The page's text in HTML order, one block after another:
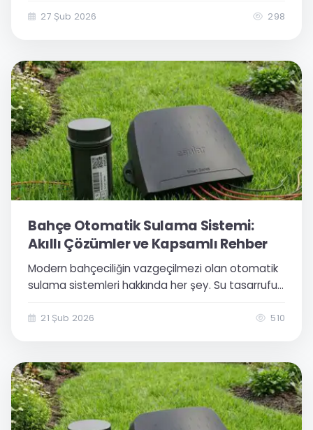
çözümlerini keşfedin.
27 Şub 2026 298
Bahçe Otomatik Sulama Sistemi:
Akıllı Çözümler ve Kapsamlı Rehber
Modern bahçeciliğin vazgeçilmezi olan otomatik
sulama sistemleri hakkında her şey. Su tasarrufu
nem sensörlerine kadar en detaylı rehber.
21 Şub 2026 510